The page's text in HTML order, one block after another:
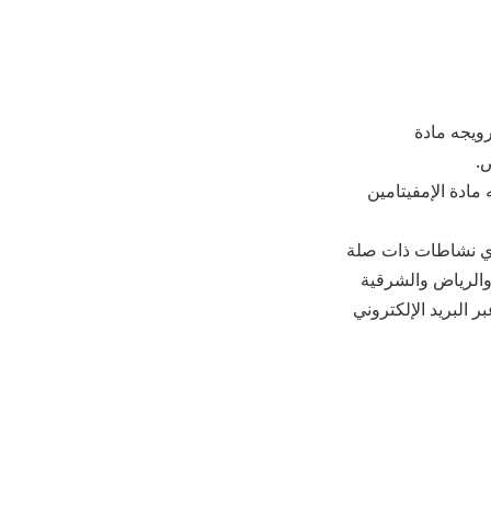
مادة
الإمفيتامين
أي نشاطات ذات صلة
في مناطق مكة المكرمة والرياض والشرقية
ورقم بلاغات المديرية العامة لمكافحة المخدرات (995)، وعبر البريد الإلكتروني